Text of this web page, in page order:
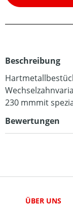
Beschreibung
230 mmmit
Bewertungen
ÜBER UNS